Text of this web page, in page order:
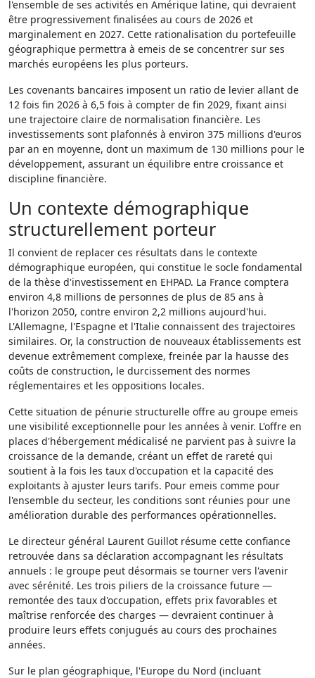
l'ensemble de ses activités en Amérique latine, qui devraient
être progressivement finalisées au cours de 2026 et
marginalement en 2027. Cette rationalisation du portefeuille
géographique permettra à emeis de se concentrer sur ses
marchés européens les plus porteurs.
Les covenants bancaires imposent un ratio de levier allant de
12 fois fin 2026 à 6,5 fois à compter de fin 2029, fixant ainsi
une trajectoire claire de normalisation financière. Les
investissements sont plafonnés à environ 375 millions d'euros
par an en moyenne, dont un maximum de 130 millions pour le
développement, assurant un équilibre entre croissance et
discipline financière.
Un contexte démographique
structurellement porteur
Il convient de replacer ces résultats dans le contexte
démographique européen, qui constitue le socle fondamental
de la thèse d'investissement en EHPAD. La France comptera
environ 4,8 millions de personnes de plus de 85 ans à
l'horizon 2050, contre environ 2,2 millions aujourd'hui.
L'Allemagne, l'Espagne et l'Italie connaissent des trajectoires
similaires. Or, la construction de nouveaux établissements est
devenue extrêmement complexe, freinée par la hausse des
coûts de construction, le durcissement des normes
réglementaires et les oppositions locales.
Cette situation de pénurie structurelle offre au groupe emeis
une visibilité exceptionnelle pour les années à venir. L'offre en
places d'hébergement médicalisé ne parvient pas à suivre la
croissance de la demande, créant un effet de rareté qui
soutient à la fois les taux d'occupation et la capacité des
exploitants à ajuster leurs tarifs. Pour emeis comme pour
l'ensemble du secteur, les conditions sont réunies pour une
amélioration durable des performances opérationnelles.
Le directeur général Laurent Guillot résume cette confiance
retrouvée dans sa déclaration accompagnant les résultats
annuels : le groupe peut désormais se tourner vers l'avenir
avec sérénité. Les trois piliers de la croissance future —
remontée des taux d'occupation, effets prix favorables et
maîtrise renforcée des charges — devraient continuer à
produire leurs effets conjugués au cours des prochaines
années.
Sur le plan géographique, l'Europe du Nord (incluant